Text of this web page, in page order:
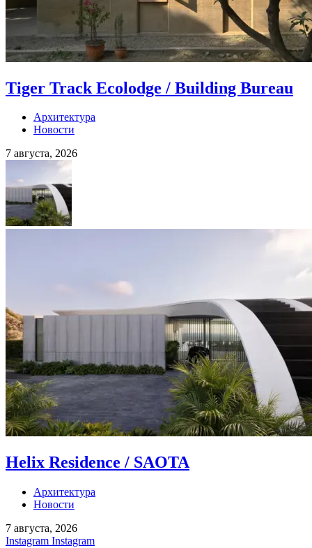
Tiger Track Ecolodge / Building Bureau
Архитектура
Новости
7 августа, 2026
Helix Residence / SAOTA
Архитектура
Новости
7 августа, 2026
Instagram Instagram